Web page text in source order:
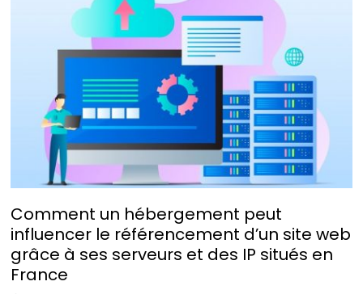
Comment un hébergement peut
influencer le référencement d’un site web
grâce à ses serveurs et des IP situés en
France